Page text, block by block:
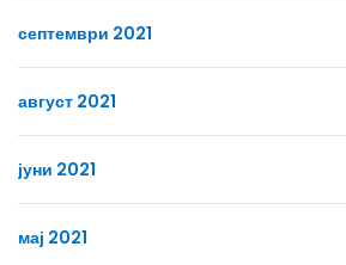
септември 2021
август 2021
јуни 2021
мај 2021